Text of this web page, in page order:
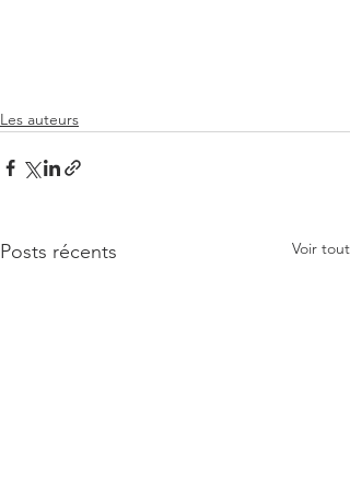
Les auteurs
Posts récents Voir tout